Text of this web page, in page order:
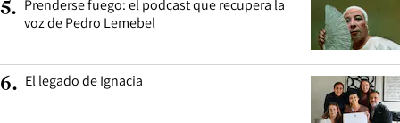
5. Prenderse fuego: el podcast que recupera la
voz de Pedro Lemebel
6. El legado de Ignacia